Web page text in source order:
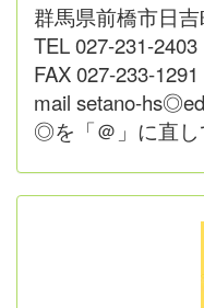
群馬県前橋市日
TEL 027-231-2403
FAX 027-233-1291
mail setano-
◎を「＠」に直し